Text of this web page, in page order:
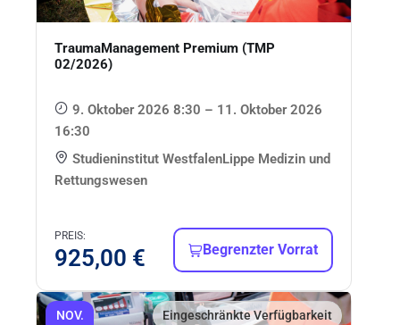
TraumaManagement Premium (TMP
02/2026)
9. Oktober 2026 8:30 – 11. Oktober 2026
16:30
Studieninstitut WestfalenLippe Medizin und
Rettungswesen
PREIS:
925,00 € Begrenzter Vorrat
NOV. Eingeschränkte Verfügbarkeit